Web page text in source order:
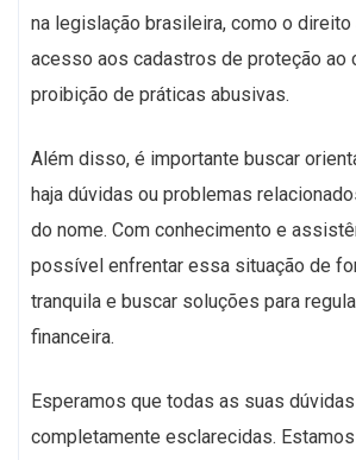
na legislação brasileira, como o direito
acesso aos cadastros de proteção ao
proibição de práticas abusivas.
Além disso, é importante buscar
haja dúvidas ou problemas
do nome. Com conhecimento e
possível enfrentar essa situação de
tranquila e buscar soluções para
financeira.
Esperamos que todas as suas
completamente esclarecidas.